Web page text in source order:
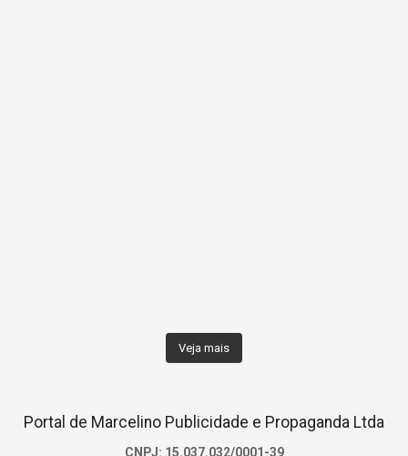
Veja mais
Portal de Marcelino Publicidade e Propaganda Ltda
CNPJ: 15.037.032/0001-39